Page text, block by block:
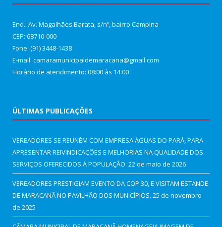
End.: Av. Magalhães Barata, s/nº, bairro Campina
CEP: 68710-000
Fone: (91) 3448-1438
E-mail: camaramunicipaldemaracana@gmail.com
Horário de atendimento: 08:00 às 14:00
ÚLTIMAS PUBLICAÇÕES
VEREADORES SE REUNÉM COM EMPRESA ÁGUAS DO PARÁ, PARA
APRESENTAR REIVINDICAÇÕES E MELHORIAS NA QUALIDADE DOS
SERVIÇOS OFERECIDOS Á POPULAÇÃO. 22 de maio de 2026
VEREADORES PRESTIGIAM EVENTO DA COP 30, E VISITAM ESTANDE
DE MARACANÃ NO PAVILHÃO DOS MUNICÍPIOS. 25 de novembro
de 2025